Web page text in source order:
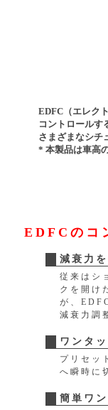
EDFC（エレク
コントロールす
さまざまなシチ
* 本製品は車高
EDFCのコ
減衰力
従来はシ
クを開け
が、
減衰力調
ワンタ
プリセッ
へ瞬時に
簡単ワ